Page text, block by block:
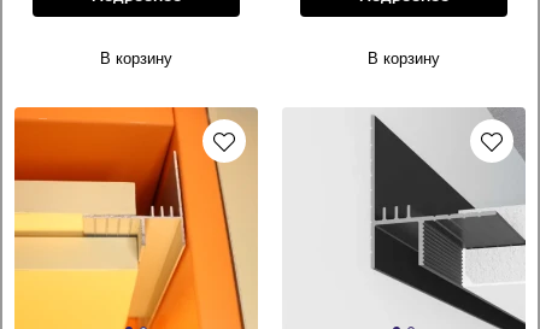
В корзину В корзину